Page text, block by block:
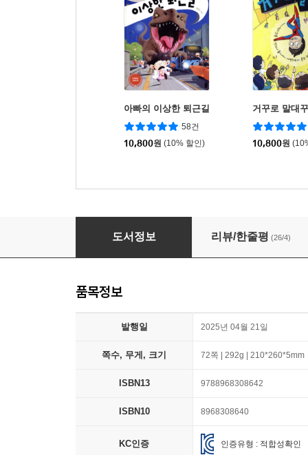
아빠의 이상한 퇴근길
58건
10,800원 (10% 할인)
거꾸로 말대꾸
10,800원
내 생일은 엄마의 출산기념일!
도서정보 리뷰/한줄평 (26/4)
품목정보
발행일 2025년 04월 21일
쪽수, 무게, 크기 72쪽 | 292g | 210*260*5mm
ISBN13 9788968308642
ISBN10 8968308640
KC인증 인증유형 : 적합성확인